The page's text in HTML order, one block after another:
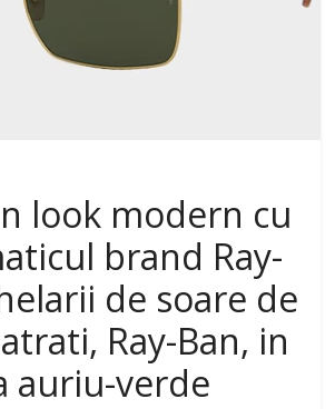
cu Flexor Fitness-
pentru tonifiere muschi
look modern cu
brand Ray-
de soare de
Ray-Ban, in
auriu-verde